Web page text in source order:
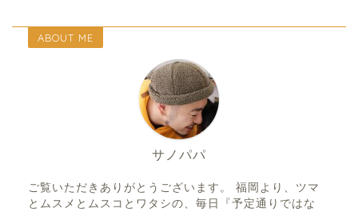
ABOUT ME
サノパパ
ご覧いただきありがとうございます。 福岡より、ツマ
とムスメとムスコとワタシの、毎日『予定通りではな